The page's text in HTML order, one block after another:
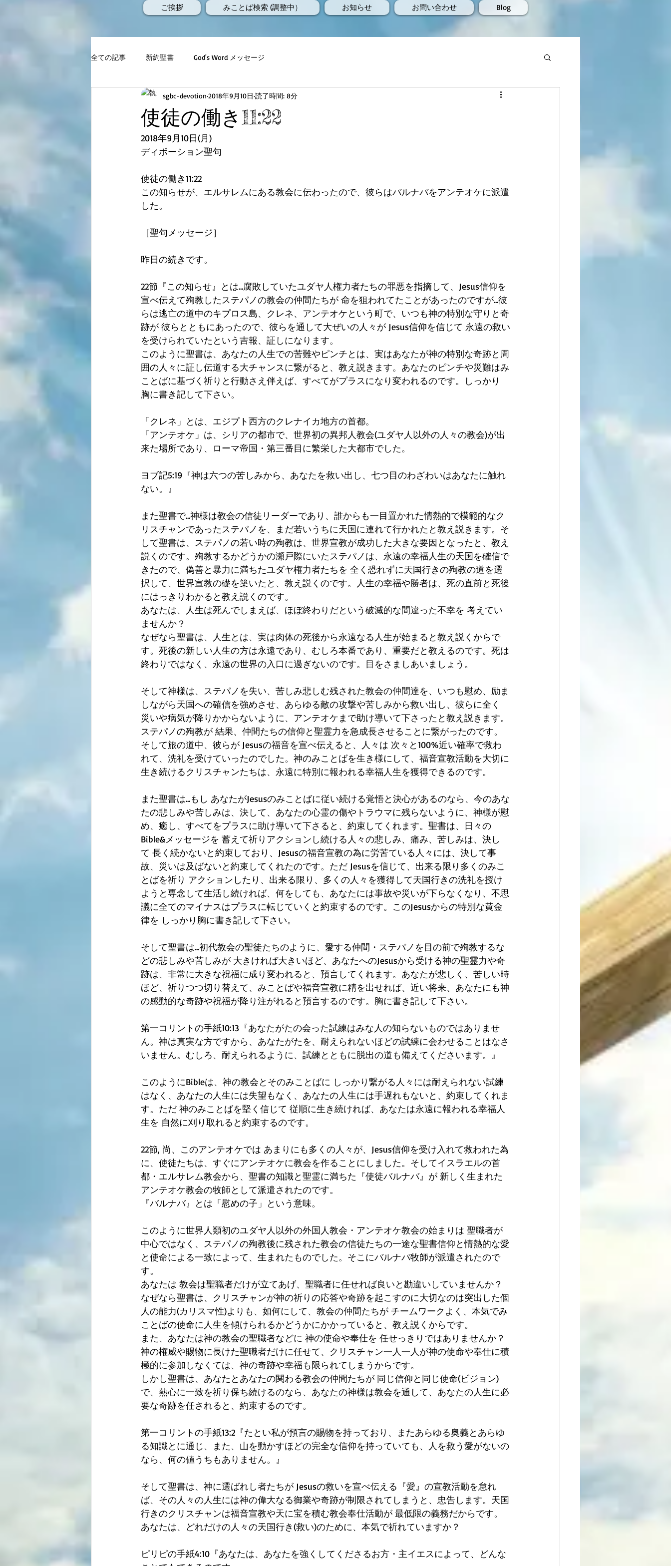
ご挨拶 みことば検索 (調整中） お知らせ お問い合わせ Blog
全ての記事 新約聖書 God's Word メッセージ
使徒の働き11:22
sgbc-devotion 2018年9月10日 読了時間: 8分
2018年9月10日(月)
ディボーション聖句
使徒の働き11:22
この知らせが、エルサレムにある教会に伝わったので、彼らはバルナバをアンテオケに派遣
した。
［聖句メッセージ］
昨日の続きです。
22節『この知らせ』とは...腐敗していたユダヤ人権力者たちの罪悪を指摘して、Jesus信仰を
宣べ伝えて殉教したステパノの教会の仲間たちが 命を狙われてたことがあったのですが...彼
らは逃亡の道中のキプロス島、クレネ、アンテオケという町で、いつも神の特別な守りと奇
跡が 彼らとともにあったので、彼らを通して大ぜいの人々が Jesus信仰を信じて 永遠の救い
を受けられていたという吉報、証しになります。
このように聖書は、あなたの人生での苦難やピンチとは、実はあなたが神の特別な奇跡と周
囲の人々に証し伝道する大チャンスに繋がると、教え説きます。あなたのピンチや災難はみ
ことばに基づく祈りと行動さえ伴えば、すべてがプラスになり変われるのです。しっかり
胸に書き記して下さい。
「クレネ」とは、エジプト西方のクレナイカ地方の首都。
「アンテオケ」は、シリアの都市で、世界初の異邦人教会(ユダヤ人以外の人々の教会)が出
来た場所であり、ローマ帝国・第三番目に繁栄した大都市でした。
ヨブ記5:19『神は六つの苦しみから、あなたを救い出し、七つ目のわざわいはあなたに触れ
ない。』
また聖書で...神様は教会の信徒リーダーであり、誰からも一目置かれた情熱的で模範的なク
リスチャンであったステパノを、まだ若いうちに天国に連れて行かれたと教え説きます。そ
して聖書は、ステパノの若い時の殉教は、世界宣教が成功した大きな要因となったと、教え
説くのです。殉教するかどうかの瀬戸際にいたステパノは、永遠の幸福人生の天国を確信で
きたので、偽善と暴力に満ちたユダヤ権力者たちを 全く恐れずに天国行きの殉教の道を選
択して、世界宣教の礎を築いたと、教え説くのです。人生の幸福や勝者は、死の直前と死後
にはっきりわかると教え説くのです。
あなたは、人生は死んでしまえば、ほぼ終わりだという破滅的な間違った不幸を 考えてい
ませんか？
なぜなら聖書は、人生とは、実は肉体の死後から永遠なる人生が始まると教え説くからで
す。死後の新しい人生の方は永遠であり、むしろ本番であり、重要だと教えるのです。死は
終わりではなく、永遠の世界の入口に過ぎないのです。目をさましあいましょう。
そして神様は、ステパノを失い、苦しみ悲しむ残された教会の仲間達を、いつも慰め、励ま
しながら天国への確信を強めさせ、あらゆる敵の攻撃や苦しみから救い出し、彼らに全く
災いや病気が降りかからないように、アンテオケまで助け導いて下さったと教え説きます。
ステパノの殉教が 結果、仲間たちの信仰と聖霊力を急成長させることに繋がったのです。
そして旅の道中、彼らが Jesusの福音を宣べ伝えると、人々は 次々と100%近い確率で救わ
れて、洗礼を受けていったのでした。神のみことばを生き様にして、福音宣教活動を大切に
生き続けるクリスチャンたちは、永遠に特別に報われる幸福人生を獲得できるのです。
また聖書は...もし あなたがJesusのみことばに従い続ける覚悟と決心があるのなら、今のあな
たの悲しみや苦しみは、決して、あなたの心霊の傷やトラウマに残らないように、神様が慰
め、癒し、すべてをプラスに助け導いて下さると、約束してくれます。聖書は、日々の
Bible&メッセージを 蓄えて祈りアクションし続ける人々の悲しみ、痛み、苦しみは、決し
て 長く続かないと約束しており、Jesusの福音宣教の為に労苦ている人々には、決して事
故、災いは及ばないと約束してくれたのです。ただ Jesusを信じて、出来る限り多くのみこ
とばを祈り アクションしたり、出来る限り、多くの人々を獲得して天国行きの洗礼を授け
ようと専念して生活し続ければ、何をしても、あなたには事故や災いが下らなくなり、不思
議に全てのマイナスはプラスに転じていくと約束するのです。このJesusからの特別な黄金
律を しっかり胸に書き記して下さい。
そして聖書は...初代教会の聖徒たちのように、愛する仲間・ステパノを目の前で殉教するな
どの悲しみや苦しみが 大きければ大きいほど、あなたへのJesusから受ける神の聖霊力や奇
跡は、非常に大きな祝福に成り変われると、預言してくれます。あなたが悲しく、苦しい時
ほど、祈りつつ切り替えて、みことばや福音宣教に精を出せれば、近い将来、あなたにも神
の感動的な奇跡や祝福が降り注がれると預言するのです。胸に書き記して下さい。
第一コリントの手紙10:13『あなたがたの会った試練はみな人の知らないものではありませ
ん。神は真実な方ですから、あなたがたを、耐えられないほどの試練に会わせることはなさ
いません。むしろ、耐えられるように、試練とともに脱出の道も備えてくださいます。』
このようにBibleは、神の教会とそのみことばに しっかり繋がる人々には耐えられない試練
はなく、あなたの人生には失望もなく、あなたの人生には手遅れもないと、約束してくれま
す。ただ 神のみことばを堅く信じて 従順に生き続ければ、あなたは永遠に報われる幸福人
生を 自然に刈り取れると約束するのです。
22節, 尚、このアンテオケでは あまりにも多くの人々が、Jesus信仰を受け入れて救われた為
に、使徒たちは、すぐにアンテオケに教会を作ることにしました。そしてイスラエルの首
都・エルサレム教会から、聖書の知識と聖霊に満ちた『使徒バルナバ』が 新しく生まれた
アンテオケ教会の牧師として派遣されたのです。
『バルナバ』とは「慰めの子」という意味。
このように世界人類初のユダヤ人以外の外国人教会・アンテオケ教会の始まりは 聖職者が
中心ではなく、ステパノの殉教後に残された教会の信徒たちの一途な聖書信仰と情熱的な愛
と使命による一致によって、生まれたものでした。そこにバルナバ牧師が派遣されたので
す。
あなたは 教会は聖職者だけが立てあげ、聖職者に任せれば良いと勘違いしていませんか？
なぜなら聖書は、クリスチャンが神の祈りの応答や奇跡を起こすのに大切なのは突出した個
人の能力(カリスマ性)よりも、如何にして、教会の仲間たちが チームワークよく、本気でみ
ことばの使命に人生を傾けられるかどうかにかかっていると、教え説くからです。
また、あなたは神の教会の聖職者などに 神の使命や奉仕を 任せっきりではありませんか？
神の権威や賜物に長けた聖職者だけに任せて、クリスチャン一人一人が神の使命や奉仕に積
極的に参加しなくては、神の奇跡や幸福も限られてしまうからです。
しかし聖書は、あなたとあなたの関わる教会の仲間たちが 同じ信仰と同じ使命(ビジョン)
で、熱心に一致を祈り保ち続けるのなら、あなたの神様は教会を通して、あなたの人生に必
要な奇跡を任されると、約束するのです。
第一コリントの手紙13:2『たとい私が預言の賜物を持っており、またあらゆる奥義とあらゆ
る知識とに通じ、また、山を動かすほどの完全な信仰を持っていても、人を救う愛がないの
なら、何の値うちもありません。』
そして聖書は、神に選ばれし者たちが Jesusの救いを宣べ伝える『愛』の宣教活動を怠れ
ば、その人々の人生には神の偉大なる御業や奇跡が制限されてしまうと、忠告します。天国
行きのクリスチャンは福音宣教や天に宝を積む教会奉仕活動が 最低限の義務だからです。
あなたは、どれだけの人々の天国行き(救い)のために、本気で祈れていますか？
ピリピの手紙4:10『あなたは、あなたを強くしてくださるお方・主イエスによって、どんな